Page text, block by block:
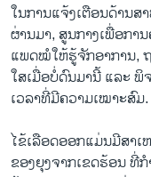
ໃນການແຈ້ງເຕືອນດ້ານສ
ຜ່ານມາ, ສູນກາງເພື່ອກາ
ແພດໝໍໃຫ້ຮູ້ຈັກອາການ,
ໃສເມື່ອບໍ່ດົນມານີ້ ແລະ ພິ
ເວລາທີ່ມີຄວາມເໝາະສົມ.
ໄຂ້ເລືອດອອກແມ່ນມີສາ
ຂອງຍຸງຈາກເຂດຮ້ອນ ທີ່